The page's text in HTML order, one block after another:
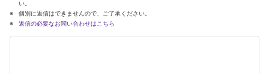
い。
個別に返信はできませんので、ご了承ください。
返信の必要なお問い合わせはこちら